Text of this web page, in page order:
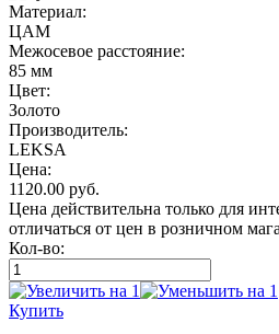
Материал:
ЦАМ
Межосевое расстояние:
85 мм
Цвет:
Золото
Производитель:
LEKSA
Цена:
1120.00 руб.
Цена действительна только для
отличаться от цен в розничном
Кол-во:
Купить